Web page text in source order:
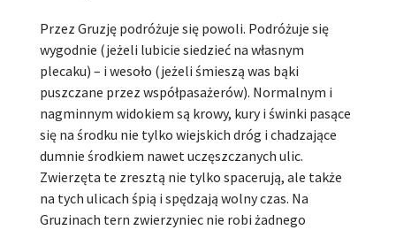
Przez Gruzję podróżuje się powoli. Podróżuje się
wygodnie (jeżeli lubicie siedzieć na własnym
plecaku) – i wesoło (jeżeli śmieszą was bąki
puszczane przez współpasażerów). Normalnym i
nagminnym widokiem są krowy, kury i świnki pasące
się na środku nie tylko wiejskich dróg i chadzające
dumnie środkiem nawet uczęszczanych ulic.
Zwierzęta te zresztą nie tylko spacerują, ale także
na tych ulicach śpią i spędzają wolny czas. Na
Gruzinach tern zwierzyniec nie robi żadnego